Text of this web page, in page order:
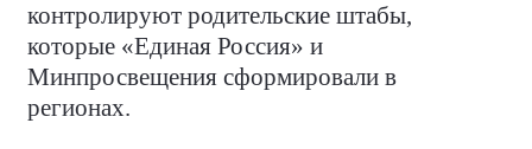
контролируют родительские штабы,
которые «Единая Россия» и
Минпросвещения сформировали в
регионах.